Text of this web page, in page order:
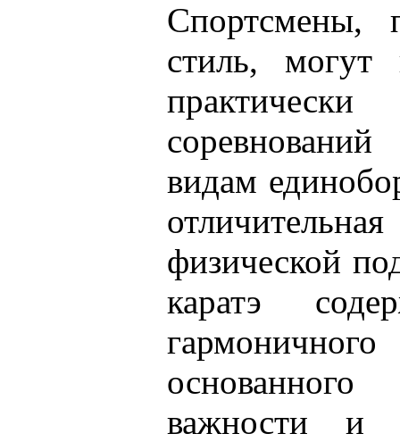
Спортсмены,
стиль, могут
видам
физической
каратэ
важности и